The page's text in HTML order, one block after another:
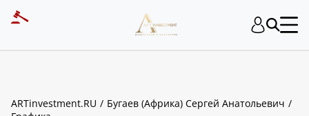
ARTinvestment.RU
Бугаев (Африка) Сергей Анатольевич